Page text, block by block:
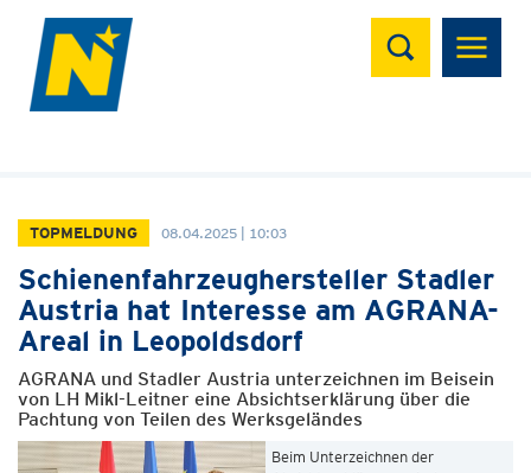
Suchen
TOPMELDUNG 08.04.2025 | 10:03
Schienenfahrzeughersteller Stadler
Austria hat Interesse am AGRANA-
Areal in Leopoldsdorf
AGRANA und Stadler Austria unterzeichnen im Beisein
von LH Mikl-Leitner eine Absichtserklärung über die
Pachtung von Teilen des Werksgeländes
Beim Unterzeichnen der